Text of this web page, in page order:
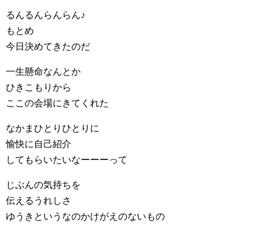
るんるんらんらん♪
もとめ
今日決めてきたのだ
一生懸命なんとか
ひきこもりから
ここの会場にきてくれた
なかまひとりひとりに
愉快に自己紹介
してもらいたいなーーーって
じぶんの気持ちを
伝えるうれしさ
ゆうきというなのかけがえのないもの